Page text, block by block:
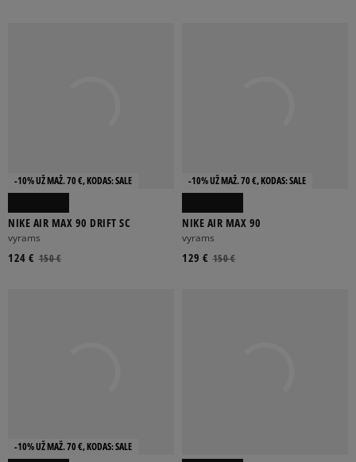
-10% UŽ MAŽ. 70 €, KODAS: SALE
NIKE AIR MAX 90 DRIFT SC
vyrams
150 €
124 €
-10% UŽ MAŽ. 70 €, KODAS: SALE
NIKE AIR MAX 90
vyrams
150 €
129 €
-10% UŽ MAŽ. 70 €, KODAS: SALE